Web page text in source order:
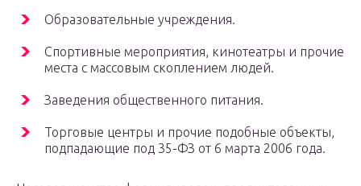
Образовательные учреждения.
Спортивные мероприятия, кинотеатры и прочие
места с массовым скоплением людей.
Заведения общественного питания.
Торговые центры и прочие подобные объекты,
подпадающие под 35-ФЗ от 6 марта 2006 года.